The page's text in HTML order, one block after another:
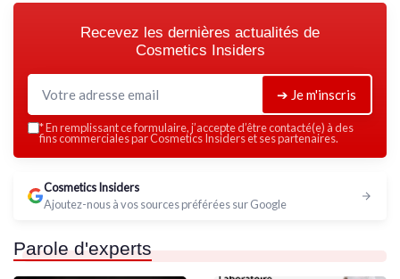
Recevez les dernières actualités de
Cosmetics Insiders
➔ Je m'inscris
*En remplissant ce formulaire, j’accepte d’être contacté(e) à des
fins commerciales par Cosmetics Insiders et ses partenaires.
Cosmetics Insiders
Ajoutez-nous à vos sources préférées sur Google
Parole d'experts